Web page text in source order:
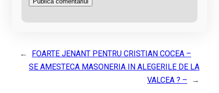
←
FOARTE JENANT PENTRU CRISTIAN COCEA –
SE AMESTECA MASONERIA IN ALEGERILE DE LA
VALCEA ? –
→